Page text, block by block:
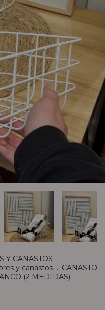
Y CANASTOS
y canastos . CANASTO
(2 MEDIDAS)